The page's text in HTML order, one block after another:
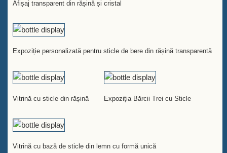
Afișaj transparent din rășină și cristal
Expoziție personalizată pentru sticle de bere din rășină transparentă
Vitrină cu sticle din rășină Expoziția Bărcii Trei cu Sticle
Vitrină cu bază de sticle din lemn cu formă unică